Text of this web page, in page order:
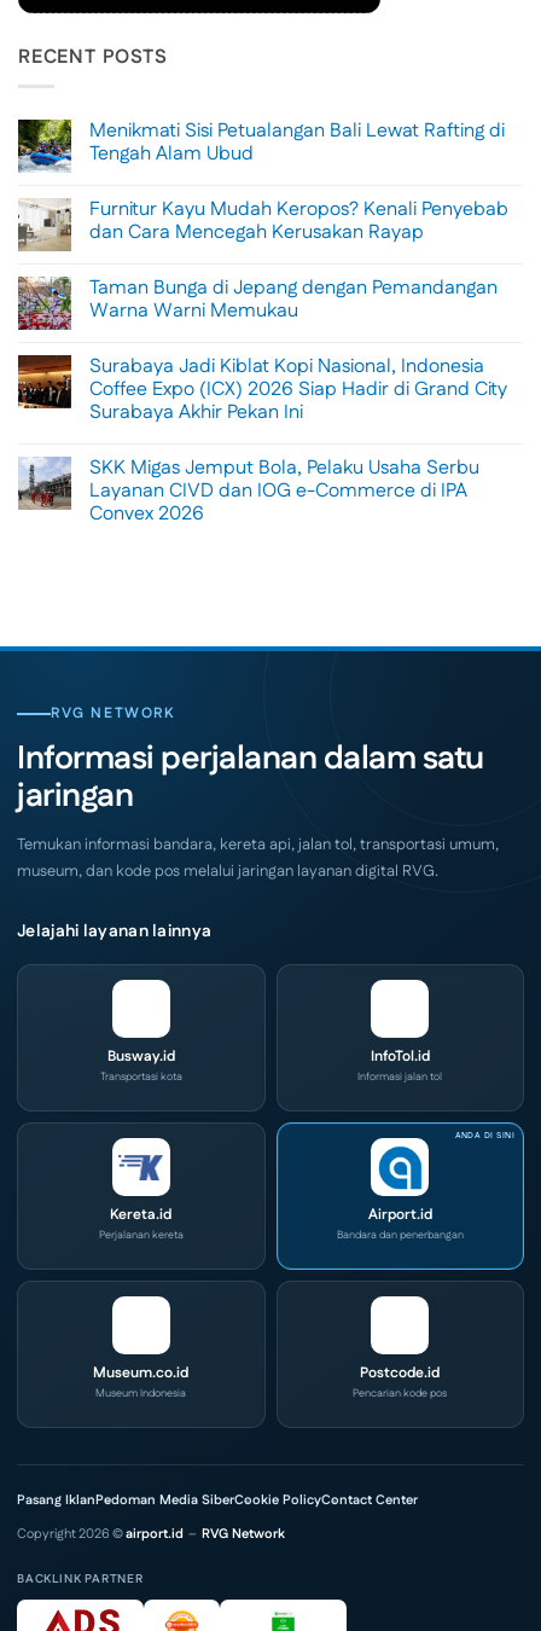
RECENT POSTS
Menikmati Sisi Petualangan Bali Lewat Rafting di
Tengah Alam Ubud
on
Menikmati
Sisi
Lewat
Rafting
di
Ubud
Furnitur Kayu Mudah Keropos? Kenali Penyebab
dan Cara Mencegah Kerusakan Rayap
on
Furnitur
Kayu
Kenali
Penyebab
dan
Cara
Rayap
Taman Bunga di Jepang dengan Pemandangan
Warna Warni Memukau
on
Taman
Bunga
di
Pemandangan
Warna
Warni
Memukau
Surabaya Jadi Kiblat Kopi Nasional, Indonesia
Coffee Expo (ICX) 2026 Siap Hadir di Grand City
Surabaya Akhir Pekan Ini
on
Surabaya
Jadi
Kiblat
Hadir
City
Surabaya
Pekan
Ini
SKK Migas Jemput Bola, Pelaku Usaha Serbu
Layanan CIVD dan IOG e-Commerce di IPA
Convex 2026
Pelaku
CIVD
e-
Commerce
di
IPA
2026
RVG NETWORK
Informasi perjalanan dalam satu
jaringan
Temukan informasi bandara, kereta api, jalan tol, transportasi umum,
museum, dan kode pos melalui jaringan layanan digital RVG.
Jelajahi layanan lainnya
Busway.id
Transportasi kota
InfoTol.id
Informasi jalan tol
Kereta.id
Perjalanan kereta
Airport.id
Bandara dan penerbangan
Museum.co.id
Museum Indonesia
Postcode.id
Pencarian kode pos
Pasang IklanPedoman Media SiberCookie PolicyContact Center
Copyright 2026 ©airport.id – RVG Network
BACKLINK PARTNER